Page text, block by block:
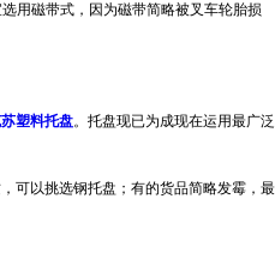
用磁带式，因为磁带简略被叉车轮胎损
苏塑料托盘。托盘现已为成现在运用最广泛
可以挑选钢托盘；有的货品简略发霉，最